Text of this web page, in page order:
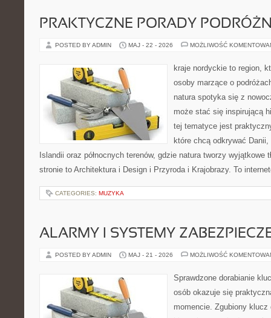
PRAKTYCZNE PORADY
POSTED BY ADMIN MAJ - 22 - 2026 MOŻLIWOŚĆ
kraje nordyckie to region,
osoby marzące o
natura spotyka się z
może stać się inspirującą
tej tematyce jest
które chcą odkrywać
Islandii oraz północnych terenów, gdzie natura tworzy wyjątkowe
stronie to Architektura i Design i Przyroda i Krajobrazy. To
CATEGORIES: MUZYKA
ALARMY I SYSTEMY
POSTED BY ADMIN MAJ - 21 - 2026 MOŻLIWOŚĆ
Sprawdzone dorabianie
osób okazuje się
momencie. Zgubiony